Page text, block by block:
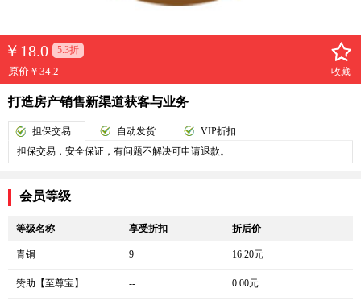
￥ 18.0 5.3折
原价￥34.2 收藏
打造房产销售新渠道获客与业务
担保交易 自动发货
VIP折扣
担保交易，安全保证，有问题不解决可申请退款。
会员等级
等级名称 享受折扣 折后价
青铜 9 16.20元
赞助【至尊宝】 -- 0.00元